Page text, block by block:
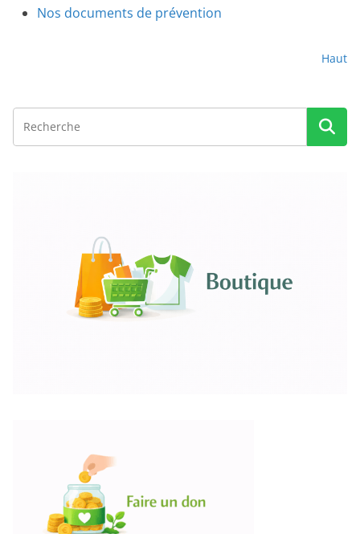
Nos documents de prévention
Haut